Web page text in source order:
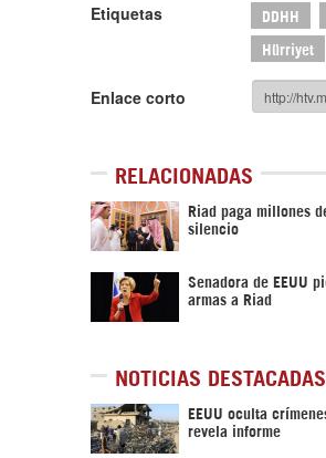
Etiquetas DDHH
Hürriyet
Enlace corto
RELACIONADAS
Riad paga millones
silencio
Senadora de EEUU
armas a Riad
NOTICIAS DESTACADAS
EEUU oculta
revela informe